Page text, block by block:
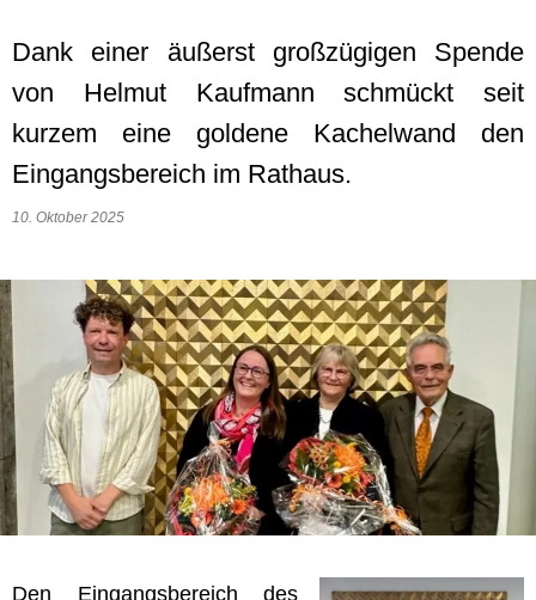
Dank einer äußerst großzügigen Spende
von Helmut Kaufmann schmückt seit
kurzem eine goldene Kachelwand den
Eingangsbereich im Rathaus.
10. Oktober 2025
Den Eingangsbereich des